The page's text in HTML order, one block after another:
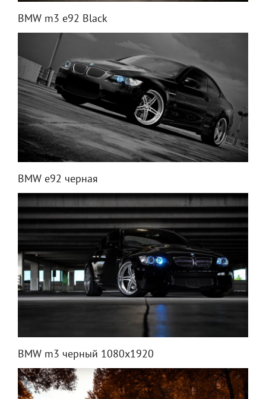
BMW m3 e92 Black
BMW e92 черная
BMW m3 черный 1080x1920